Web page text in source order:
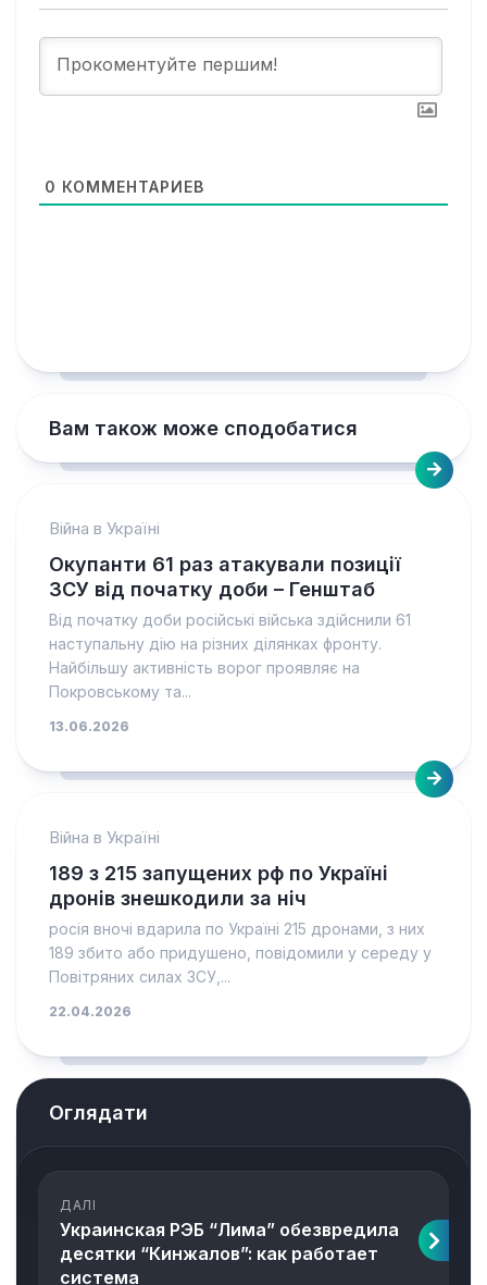
0 КОММЕНТАРИЕВ
Вам також може сподобатися
Війна в Україні
Окупанти 61 раз атакували позиції
ЗСУ від початку доби – Генштаб
Від початку доби російські війська здійснили 61
наступальну дію на різних ділянках фронту.
Найбільшу активність ворог проявляє на
Покровському та...
13.06.2026
Війна в Україні
189 з 215 запущених рф по Україні
дронів знешкодили за ніч
росія вночі вдарила по Україні 215 дронами, з них
189 збито або придушено, повідомили у середу у
Повітряних силах ЗСУ,...
22.04.2026
Оглядати
ДАЛІ
Украинская РЭБ “Лима” обезвредила
десятки “Кинжалов”: как работает
система